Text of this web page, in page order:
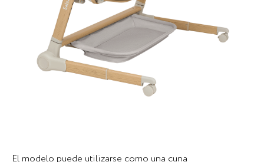
El modelo puede utilizarse como una cuna